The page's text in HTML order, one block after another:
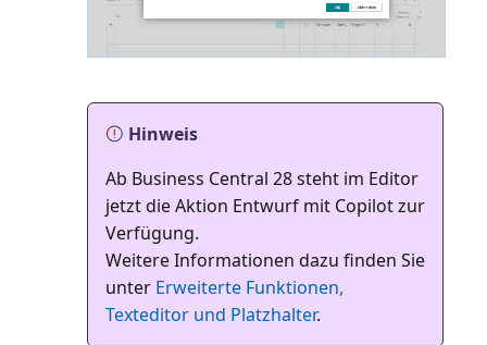
Hinweis
Ab Business Central 28 steht im Editor
jetzt die Aktion Entwurf mit Copilot zur
Verfügung.
Weitere Informationen dazu finden Sie
unter Erweiterte Funktionen,
Texteditor und Platzhalter.